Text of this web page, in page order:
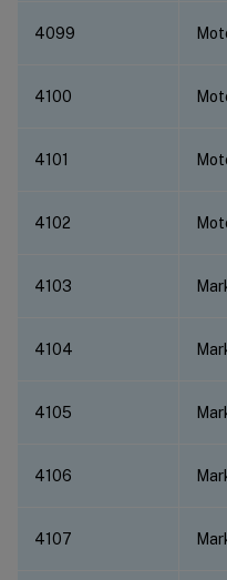
4099
4100
4101
4102
4103
4104
4105
4106
4107